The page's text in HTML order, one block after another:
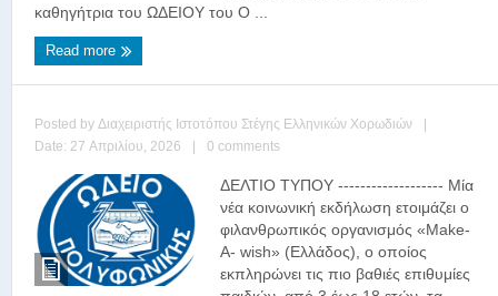
καθηγήτρια του ΩΔΕΙΟΥ του Ο ...
Read more
Posted by Διαχειριστής Ιστοτόπου Στέγης Ελληνικών Χορωδιών
|
Date: 27 Απριλίου, 2026
| 0 comments
ΔΕΛΤΙΟ ΤΥΠΟΥ ------------------- Μία
νέα κοινωνική εκδήλωση ετοιμάζει ο
φιλανθρωπικός οργανισμός «Make-
A- wish» (Ελλάδος), ο οποίος
εκπληρώνει τις πιο βαθιές επιθυμίες